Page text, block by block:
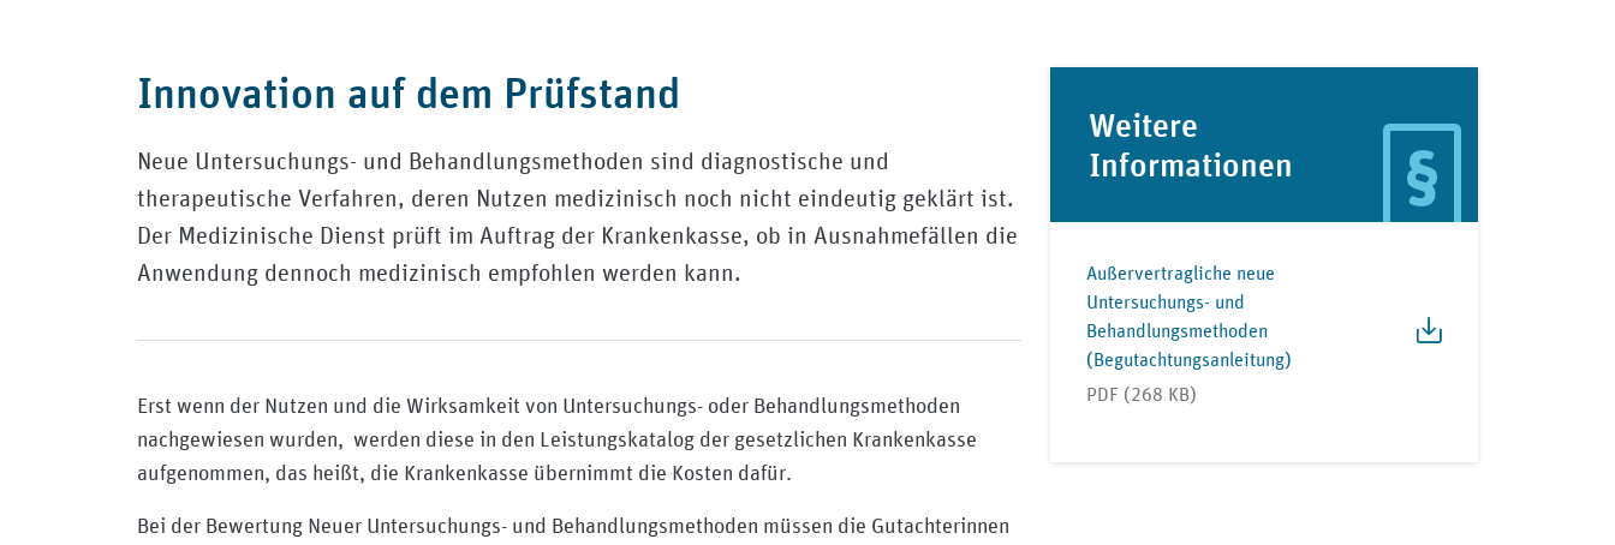
Innovation auf dem Prüfstand
Neue Untersuchungs- und Behandlungsmethoden sind diagnostische und
therapeutische Verfahren, deren Nutzen medizinisch noch nicht eindeutig geklärt ist.
Der Medizinische Dienst prüft im Auftrag der Krankenkasse, ob in Ausnahmefällen die
Anwendung dennoch medizinisch empfohlen werden kann.
Erst wenn der Nutzen und die Wirksamkeit von Untersuchungs- oder Behandlungsmethoden
nachgewiesen wurden, werden diese in den Leistungskatalog der gesetzlichen Krankenkasse
aufgenommen, das heißt, die Krankenkasse übernimmt die Kosten dafür.
Bei der Bewertung Neuer Untersuchungs- und Behandlungsmethoden müssen die Gutachterinnen
Weitere
Informationen
Außervertragliche neue
Untersuchungs- und
Behandlungsmethoden
(Begutachtungsanleitung)
PDF (268 KB)